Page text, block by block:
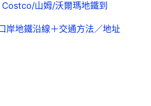
山姆/沃爾瑪地鐵到
岸地鐵沿線＋交通方法／地址